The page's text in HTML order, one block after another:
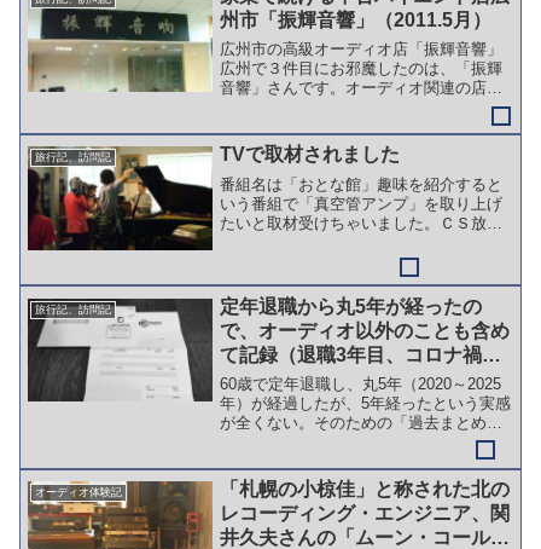
た。初日の翌日UPの...
州市「振輝音響」（2011.5月）
広州市の高級オーディオ店「振輝音響」
広州で３件目にお邪魔したのは、「振輝
音響」さんです。オーディオ関連の店が
１階から４階まで並んだ高盈電子城で、
ここは非常に入りやすい感じの店です。
それまでがとても濃いジャンルのところ
が続いたので、普通のオー...
旅行記、訪問記 TVで取材されました
番組名は「おとな館」趣味を紹介すると
いう番組で「真空管アンプ」を取り上げ
たいと取材受けちゃいました。ＣＳ放送
（その後スポーツ専門の「日テレG+」
に）。どういうチャンネルかというと、
スポーツの合間に教養番組...
旅行記、訪問記
定年退職から丸5年が経ったの
で、オーディオ以外のことも含め
て記録（退職3年目、コロナ禍や
や下火に）＜2022年の記録＞
60歳で定年退職し、丸5年（2020～2025
年）が経過したが、5年経ったという実感
が全くない。そのための「過去まとめ」
シリーズ。今回は、３回目で退職３年目
の2022年をまとめる。 退職とほぼ同時
にコロナ架となり、事前の計画や予想と
違う展開...
オーディオ体験記
「札幌の小椋佳」と称された北の
レコーディング・エンジニア、関
井久夫さんの「ムーン・コール